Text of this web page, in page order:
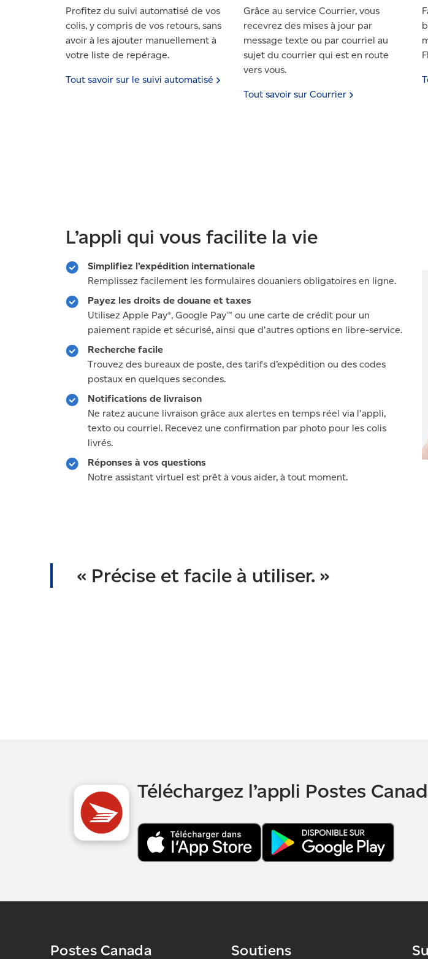
Profitez du suivi automatisé de vos
colis, y compris de vos retours, sans
avoir à les ajouter manuellement à
votre liste de repérage.
Tout savoir sur le suivi automatisé
Grâce au service Courrier, vous
recevrez des mises à jour par
message texte ou par courriel au
sujet du courrier qui est en route
vers vous.
Tout savoir surCourrier
L’appli qui vous facilite la vie
Simplifiez l’expédition internationale
Remplissez facilement les formulaires douaniers obligatoires en ligne.
Payez les droits de douane et taxes
Utilisez Apple Pay®, Google Pay™ ou une carte de crédit pour un
paiement rapide et sécurisé, ainsi que d'autres options en libre-service.
Recherche facile
Trouvez des bureaux de poste, des tarifs d’expédition ou des codes
postaux en quelques secondes.
Notifications de livraison
Ne ratez aucune livraison grâce aux alertes en temps réel via l'appli,
texto ou courriel. Recevez une confirmation par photo pour les colis
livrés.
Réponses à vos questions
Notre assistant virtuel est prêt à vous aider, à tout moment.
« Précise et facile à utiliser. »
Téléchargez l’appli Postes
Postes Canada Soutiens